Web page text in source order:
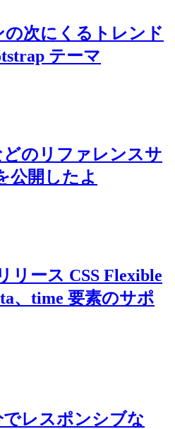
次にくるトレンド
テーマ
のリファレンスサ
公開したよ
リース CSS Flexible
、time 要素のサポ
レスポンシブな